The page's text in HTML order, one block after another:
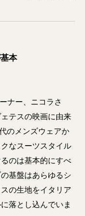
本
ナー、ニコラさ
テスの映画に由来
のメンズウェアか
なスーツスタイル
のは基本的にすべ
基盤はあらゆるシ
の生地をイタリア
落とし込んでいま